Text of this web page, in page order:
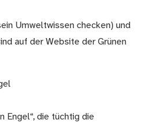
Umweltwissen checken) und
auf der Website der Grünen
Engel“, die tüchtig die